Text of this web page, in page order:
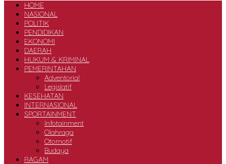
HOME
NASIONAL
POLITIK
PENDIDIKAN
EKONOMI
DAERAH
HUKUM & KRIMINAL
PEMERINTAHAN
Adventorial
Legislatif
KESEHATAN
INTERNASIONAL
SPORTAINMENT
Infotainment
Olahraga
Otomotif
Budaya
RAGAM